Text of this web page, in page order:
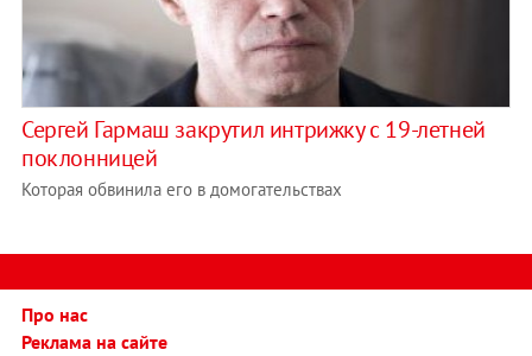
Сергей Гармаш закрутил интрижку с 19-летней
поклонницей
Которая обвинила его в домогательствах
Про нас
Реклама на сайте